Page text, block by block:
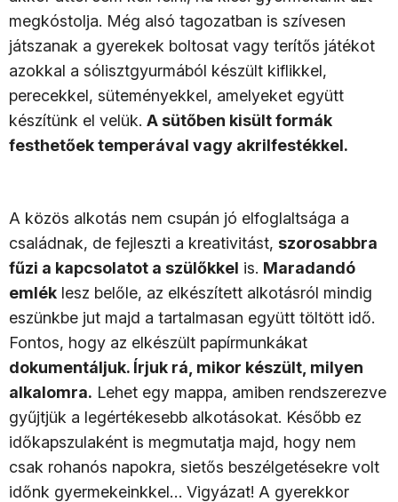
megkóstolja. Még alsó tagozatban is szívesen
játszanak a gyerekek boltosat vagy terítős játékot
azokkal a sólisztgyurmából készült kiflikkel,
perecekkel, süteményekkel, amelyeket együtt
készítünk el velük. A sütőben kisült formák
festhetőek temperával vagy akrilfestékkel.
A közös alkotás nem csupán jó elfoglaltsága a
családnak, de fejleszti a kreativitást, szorosabbra
fűzi a kapcsolatot a szülőkkel is. Maradandó
emlék lesz belőle, az elkészített alkotásról mindig
eszünkbe jut majd a tartalmasan együtt töltött idő.
Fontos, hogy az elkészült papírmunkákat
dokumentáljuk. Írjuk rá, mikor készült, milyen
alkalomra. Lehet egy mappa, amiben rendszerezve
gyűjtjük a legértékesebb alkotásokat. Később ez
időkapszulaként is megmutatja majd, hogy nem
csak rohanós napokra, sietős beszélgetésekre volt
időnk gyermekeinkkel… Vigyázat! A gyerekkor